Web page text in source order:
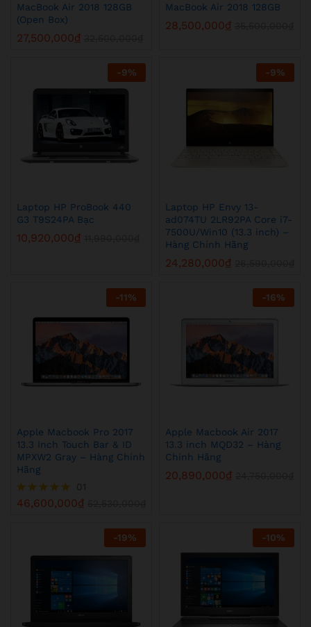
MacBook Air 2018 128GB
(Open Box)
27,500,000₫
MacBook Air 2018 128GB
28,500,000₫
-9%
Laptop HP ProBook 440
G3 T9S24PA Bạc
10,920,000₫
-9%
Laptop HP Envy 13-
ad074TU 2LR92PA Core i7-
7500U/Win10 (13.3 inch) –
Hàng Chính Hãng
24,280,000₫
-11%
Apple Macbook Pro 2017
13.3 Inch Touch Bar & ID
MPXW2 Gray – Hàng Chính
Hãng
Được xếp
46,600,000₫
-16%
Apple Macbook Air 2017
13.3 inch MQD32 – Hàng
Chính Hãng
20,890,000₫
-19% -10%